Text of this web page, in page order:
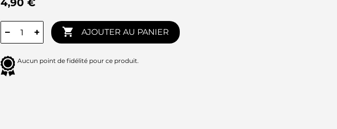
4,90 €
− +  AJOUTER AU PANIER
Aucun point de fidélité pour ce produit.